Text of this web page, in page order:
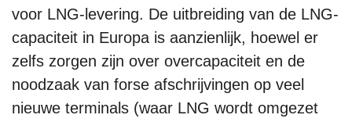
voor LNG-levering. De uitbreiding van de LNG-
capaciteit in Europa is aanzienlijk, hoewel er
zelfs zorgen zijn over overcapaciteit en de
noodzaak van forse afschrijvingen op veel
nieuwe terminals (waar LNG wordt omgezet